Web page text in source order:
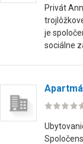
Privát
je
sociálne